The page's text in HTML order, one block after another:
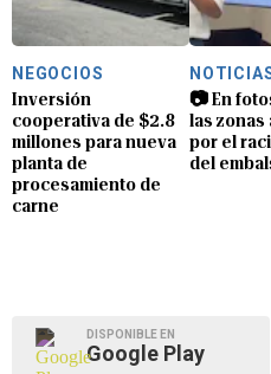
NEGOCIOS
Inversión
cooperativa de $2.8
millones para nueva
planta de
procesamiento de
carne
📷 En
las zonas
por el
del
DISPONIBLE EN
Google Play